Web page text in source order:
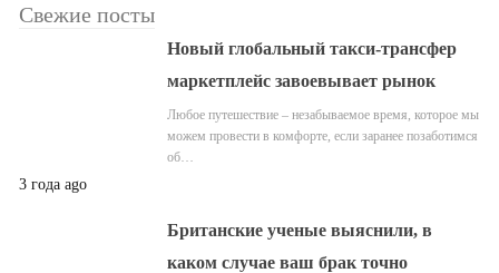
Свежие посты
Новый глобальный такси-трансфер
маркетплейс завоевывает рынок
Любое путешествие – незабываемое время, которое мы
можем провести в комфорте, если заранее позаботимся
об…
3 года ago
Британские ученые выяснили, в
каком случае ваш брак точно